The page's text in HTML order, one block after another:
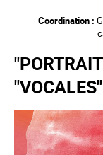
principal
Coordination :
"VOCALES"